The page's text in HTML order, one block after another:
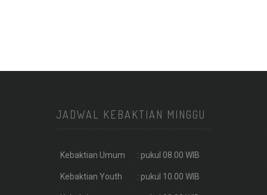
JADWAL KEBAKTIAN MINGGU
Kebaktian Umum : pukul 08.00 WIB
Kebaktian Youth : pukul 10.00 WIB